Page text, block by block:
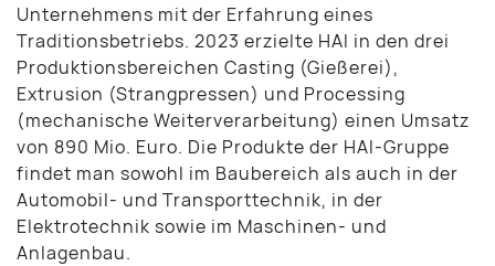
Unternehmens mit der Erfahrung eines
Traditionsbetriebs. 2023 erzielte HAI in den drei
Produktionsbereichen Casting (Gießerei),
Extrusion (Strangpressen) und Processing
(mechanische Weiterverarbeitung) einen Umsatz
von 890 Mio. Euro. Die Produkte der HAI-Gruppe
findet man sowohl im Baubereich als auch in der
Automobil- und Transporttechnik, in der
Elektrotechnik sowie im Maschinen- und
Anlagenbau.